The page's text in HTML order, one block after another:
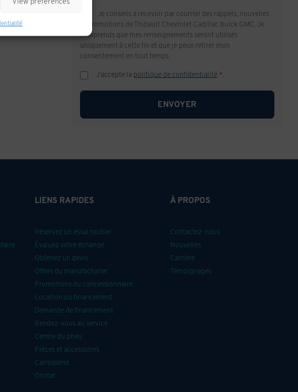
Je consens à recevoir par courriel des rappels, nouvelles
et promotions de Thibault Chevrolet Cadillac Buick GMC. Je
comprends que mes renseignements seront utilisés
uniquement à cette fin et que je peux retirer mon
consentement en tout temps.
J’accepte la politique de confidentialité *.
LIENS RAPIDES
Réservez un essai routier
Évaluez votre échange
Obtenez un devis
Offres du manufacturier
Promotions du concessionnaire
Location ou financement
Demande de financement
Rendez-vous au service
Centre du pneu
Pièces et accessoires
Carrosserie
Onstar
À PROPOS
Contactez-nous
Nouvelles
Carrière
Témoignages